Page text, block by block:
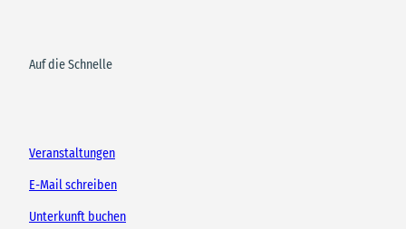
Auf die Schnelle
Veranstaltungen
E-Mail schreiben
Unterkunft buchen